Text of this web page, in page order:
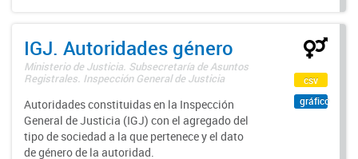
IGJ. Autoridades género
Ministerio de Justicia. Subsecretaría de Asuntos
Registrales. Inspección General de Justicia
Autoridades constituidas en la Inspección
General de Justicia (IGJ) con el agregado del
tipo de sociedad a la que pertenece y el dato
de género de la autoridad.
csv
gráfico